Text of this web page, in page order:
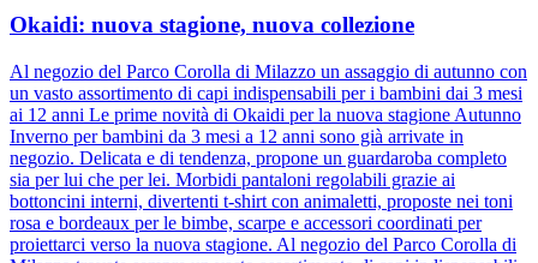
Okaidi: nuova stagione, nuova collezione
Al negozio del Parco Corolla di Milazzo un assaggio di autunno con
un vasto assortimento di capi indispensabili per i bambini dai 3 mesi
ai 12 anni Le prime novità di Okaidi per la nuova stagione Autunno
Inverno per bambini da 3 mesi a 12 anni sono già arrivate in
negozio. Delicata e di tendenza, propone un guardaroba completo
sia per lui che per lei. Morbidi pantaloni regolabili grazie ai
bottoncini interni, divertenti t-shirt con animaletti, proposte nei toni
rosa e bordeaux per le bimbe, scarpe e accessori coordinati per
proiettarci verso la nuova stagione. Al negozio del Parco Corolla di